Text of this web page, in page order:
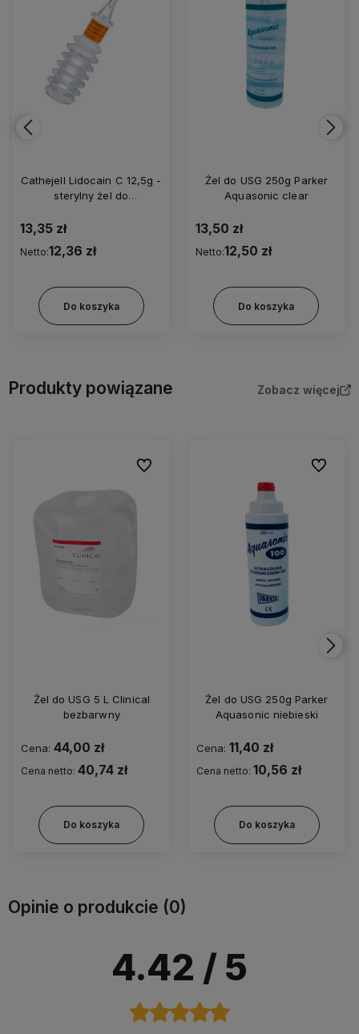
Żel do USG 250g Parker
Aquasonic clear
13,50 zł
Netto:12,50 zł
Do koszyka
Żel do USG 250g Parker
Aquasonic niebieski
11,40 zł
Netto:10,56 zł
Do koszyka
Produkty powiązane Zobacz więcej
Żel do USG 5 L Clinical
bezbarwny
Cena: 44,00 zł
Cena netto: 40,74 zł
Do koszyka
Do ulubionych
Żel do USG 250g Parker
Aquasonic niebieski
Cena: 11,40 zł
Cena netto: 10,56 zł
Do koszyka
Do
Opinie o produkcie (0)
4.42 / 5